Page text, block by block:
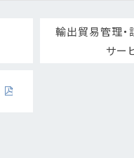
輸出貿易管理
サー